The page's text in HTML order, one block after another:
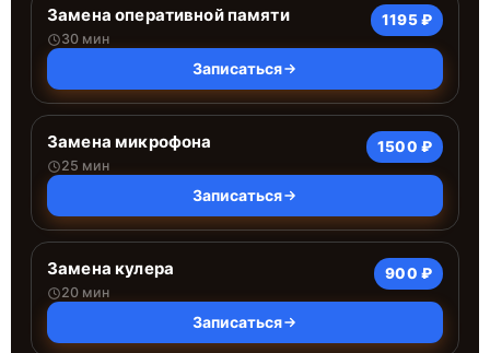
Замена оперативной памяти
30 мин
1195 ₽
Записаться
Замена микрофона
25 мин
1500 ₽
Записаться
Замена кулера
20 мин
900 ₽
Записаться